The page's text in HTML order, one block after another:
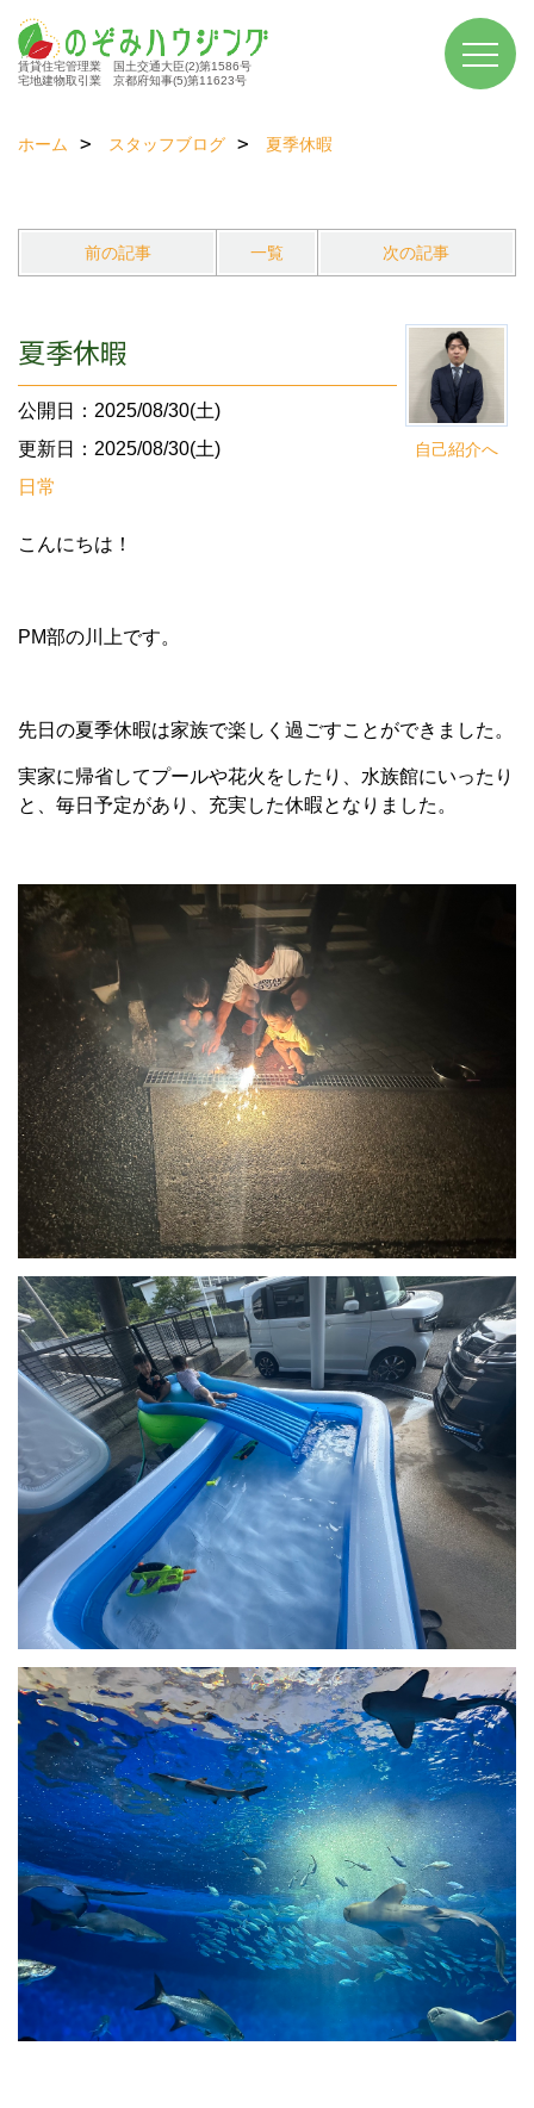
賃貸住宅管理業 国土交通大臣(2)第1586号
宅地建物取引業 京都府知事(5)第11623号
ホーム スタッフブログ 夏季休暇
前の記事 一覧 次の記事
自己紹介へ
夏季休暇
公開日：2025/08/30(土)
更新日：2025/08/30(土)
日常
こんにちは！
PM部の川上です。
先日の夏季休暇は家族で楽しく過ごすことができました。
実家に帰省してプールや花火をしたり、水族館にいったり
と、毎日予定があり、充実した休暇となりました。